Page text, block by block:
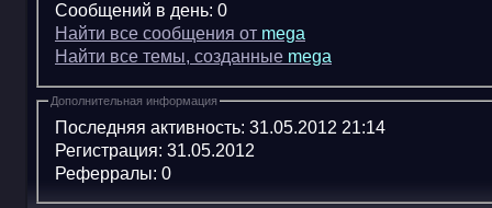
Сообщений в день: 0
Найти все сообщения от mega
Найти все темы, созданные mega
Дополнительная информация
Последняя активность: 31.05.2012 21:14
Регистрация: 31.05.2012
Реферралы: 0